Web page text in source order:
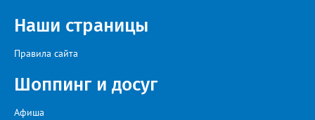
искусства «Золотая лира», участник телевизионных проектов
на Первом канале, обладатель звания «Голос страны» Алексей
Наши страницы
Правила сайта
Шоппинг и досуг
Афиша